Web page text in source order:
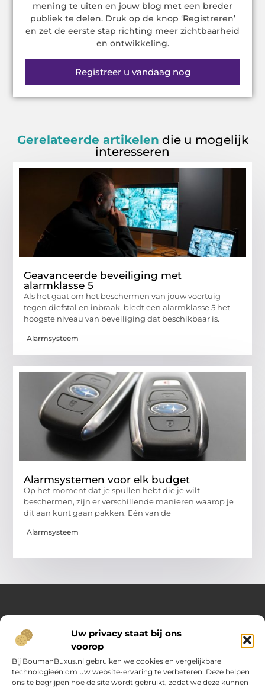
Uw privacy staat bij ons
voorop
Bij BoumanBuxus.nl gebruiken we cookies en vergelijkbare
technologieën om uw website-ervaring te verbeteren. Deze helpen
ons te begrijpen hoe de site wordt gebruikt, zodat we deze kunnen
mening te uiten en jouw blog met een breder
publiek te delen. Druk op de knop ‘Registreren’
en zet de eerste stap richting meer zichtbaarheid
en ontwikkeling.
Registreer u vandaag nog
Gerelateerde artikelen die u mogelijk
interesseren
Geavanceerde beveiliging met
alarmklasse 5
Als het gaat om het beschermen van jouw voertuig
tegen diefstal en inbraak, biedt een alarmklasse 5 het
hoogste niveau van beveiliging dat beschikbaar is.
Alarmsysteem
Alarmsystemen voor elk budget
Op het moment dat je spullen hebt die je wilt
beschermen, zijn er verschillende manieren waarop je
dit aan kunt gaan pakken. Eén van de
Alarmsysteem
Over Opelweb
Jouw startpunt voor handige tips en inspirerende artikelen
Op Opelweb.nl vind je een gevarieerd aanbod aan blogs en
content die je helpen meer uit je dag te halen – van nuttige
adviezen tot verrassende inzichten voor in het dagelijks leven.